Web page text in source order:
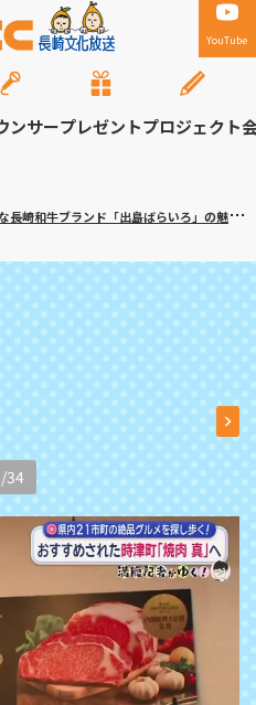
YouTube
ンサープレゼントプロジェクト
崎和牛ブランド「出島ばらいろ」の魅力 時津町「焼肉 真」満腹記者㉒
/34